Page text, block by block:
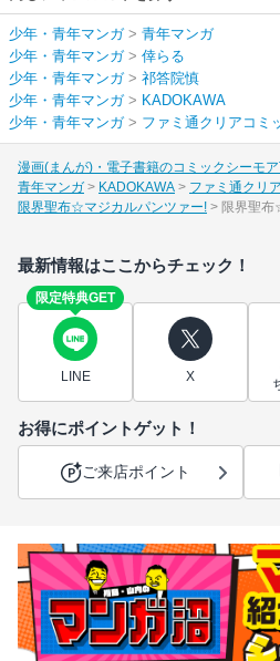
少年・青年マンガ> 青年マンガ
少年・青年マンガ> 倖らる
少年・青年マンガ> 祁答院慎
少年・青年マンガ> KADOKAWA
少年・青年マンガ> ファミ通クリアコミ
漫画(まんが)・電子書籍のコミックシーモ
青年マンガ
KADOKAWA
ファミ通クリ
限界聖布☆マジカルパンツァー!
限界聖布
最新情報はここからチェック！
限定特典GET
LINE X
お得にポイントゲット！
ご来店ポイント